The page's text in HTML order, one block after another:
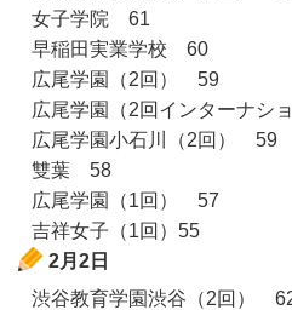
女子学院 61
早稲田実業学校 60
広尾学園（2回） 59
広尾学園（2回インターナシ
広尾学園小石川（2回） 59
雙葉 58
広尾学園（1回） 57
吉祥女子（1回）55
2月2日
渋谷教育学園渋谷（2回）